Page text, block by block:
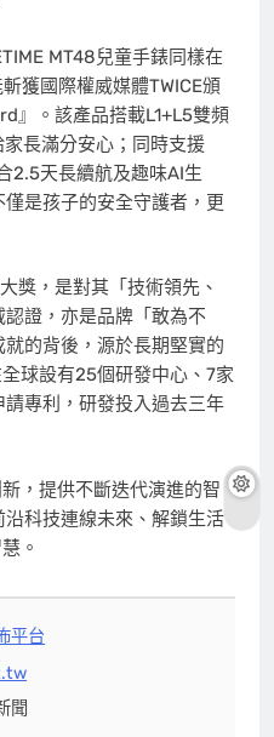
MT48兒童手錶同樣在
獲國際權威媒體TWICE頒
』。該產品搭載L1+L5雙頻
長滿分安心；同時支援
2.5天長續航及趣味AI生
是孩子的安全守護者，更
獎，是對其「技術領先、
證，亦是品牌「敢為不
的背後，源於長期堅實的
球設有25個研發中心、7家
專利，研發投入過去三年
，提供不斷迭代演進的智
科技連線未來、解鎖生活
。
平台
聞